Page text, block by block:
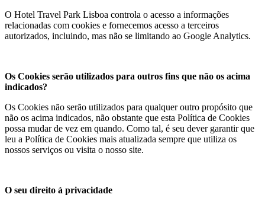
O Hotel Travel Park Lisboa controla o acesso a informações
relacionadas com cookies e fornecemos acesso a terceiros
autorizados, incluindo, mas não se limitando ao Google Analytics.
Os Cookies serão utilizados para outros fins que não os acima
indicados?
Os Cookies não serão utilizados para qualquer outro propósito que
não os acima indicados, não obstante que esta Política de Cookies
possa mudar de vez em quando. Como tal, é seu dever garantir que
leu a Política de Cookies mais atualizada sempre que utiliza os
nossos serviços ou visita o nosso site.
O seu direito à privacidade